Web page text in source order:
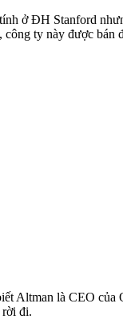
ở ĐH Stanford
công ty này được bán
Altman là CEO
rời đi.